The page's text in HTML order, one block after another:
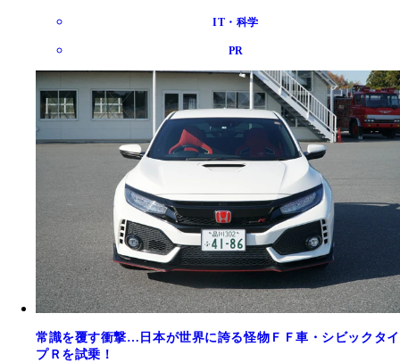
IT・科学
PR
常識を覆す衝撃…日本が世界に誇る怪物ＦＦ車・シビックタイ
プＲを試乗！